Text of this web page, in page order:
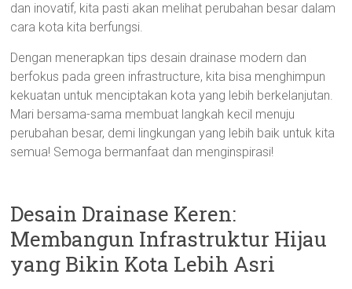
dan inovatif, kita pasti akan melihat perubahan besar dalam
cara kota kita berfungsi.
Dengan menerapkan tips desain drainase modern dan
berfokus pada green infrastructure, kita bisa menghimpun
kekuatan untuk menciptakan kota yang lebih berkelanjutan.
Mari bersama-sama membuat langkah kecil menuju
perubahan besar, demi lingkungan yang lebih baik untuk kita
semua! Semoga bermanfaat dan menginspirasi!
Desain Drainase Keren:
Membangun Infrastruktur Hijau
yang Bikin Kota Lebih Asri